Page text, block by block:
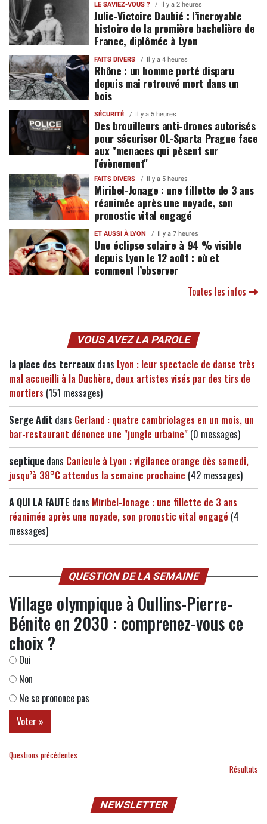
LE SAVIEZ-VOUS ? Il y a 2 heures
Julie-Victoire Daubié : l’incroyable
histoire de la première bachelière de
France, diplômée à Lyon
FAITS DIVERS Il y a 4 heures
Rhône : un homme porté disparu
depuis mai retrouvé mort dans un
bois
SÉCURITÉ Il y a 5 heures
Des brouilleurs anti-drones autorisés
pour sécuriser OL-Sparta Prague face
aux "menaces qui pèsent sur
l'évènement"
FAITS DIVERS Il y a 5 heures
Miribel-Jonage : une fillette de 3 ans
réanimée après une noyade, son
pronostic vital engagé
ET AUSSI À LYON Il y a 7 heures
Une éclipse solaire à 94 % visible
depuis Lyon le 12 août : où et
comment l’observer
Toutes les infos
VOUS AVEZ LA PAROLE
la place des terreaux dans Lyon : leur spectacle de danse très
mal accueilli à la Duchère, deux artistes visés par des tirs de
mortiers (151 messages)
Serge Adit dans Gerland : quatre cambriolages en un mois, un
bar-restaurant dénonce une "jungle urbaine" (0 messages)
septique dans Canicule à Lyon : vigilance orange dès samedi,
jusqu’à 38°C attendus la semaine prochaine (42 messages)
A QUI LA FAUTE dans Miribel-Jonage : une fillette de 3 ans
réanimée après une noyade, son pronostic vital engagé (4
messages)
QUESTION DE LA SEMAINE
Village olympique à Oullins-Pierre-
Bénite en 2030 : comprenez-vous ce
choix ?
Oui
Non
Ne se prononce pas
Questions précédentes
Résultats
NEWSLETTER